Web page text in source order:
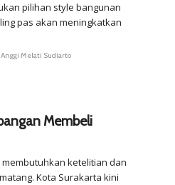
pilihan style bangunan
pas akan meningkatkan
Anggi Melati Sudiarto
Membeli
ketelitian dan
Kota Surakarta kini